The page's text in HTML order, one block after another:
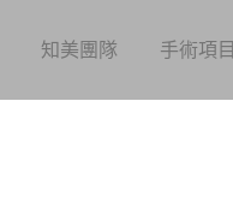
知美團隊 手術項目